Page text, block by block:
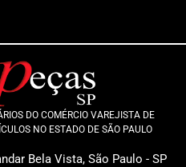
DO COMÉRCIO VAREJISTA DE
NO ESTADO DE SÃO PAULO
Bela Vista, São Paulo - SP